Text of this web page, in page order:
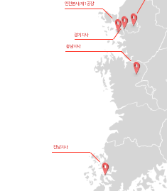
경기지사
충남지사
인천본사/제1공장
전남지사